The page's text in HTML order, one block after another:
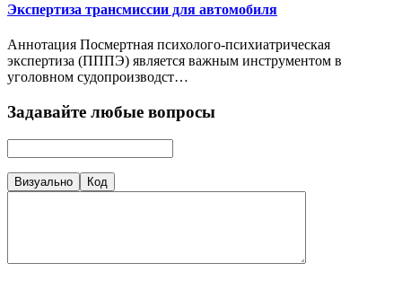
Экспертиза трансмиссии для автомобиля
Аннотация Посмертная психолого-психиатрическая
экспертиза (ПППЭ) является важным инструментом в
уголовном судопроизводст…
Задавайте любые вопросы
Визуально Код